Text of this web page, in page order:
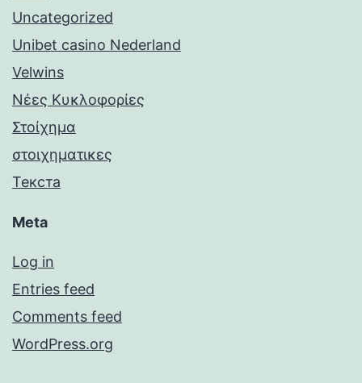
Uncategorized
Unibet casino Nederland
Velwins
Νέες Κυκλοφορίες
Στοίχημα
στοιχηματικες
Текста
Meta
Log in
Entries feed
Comments feed
WordPress.org